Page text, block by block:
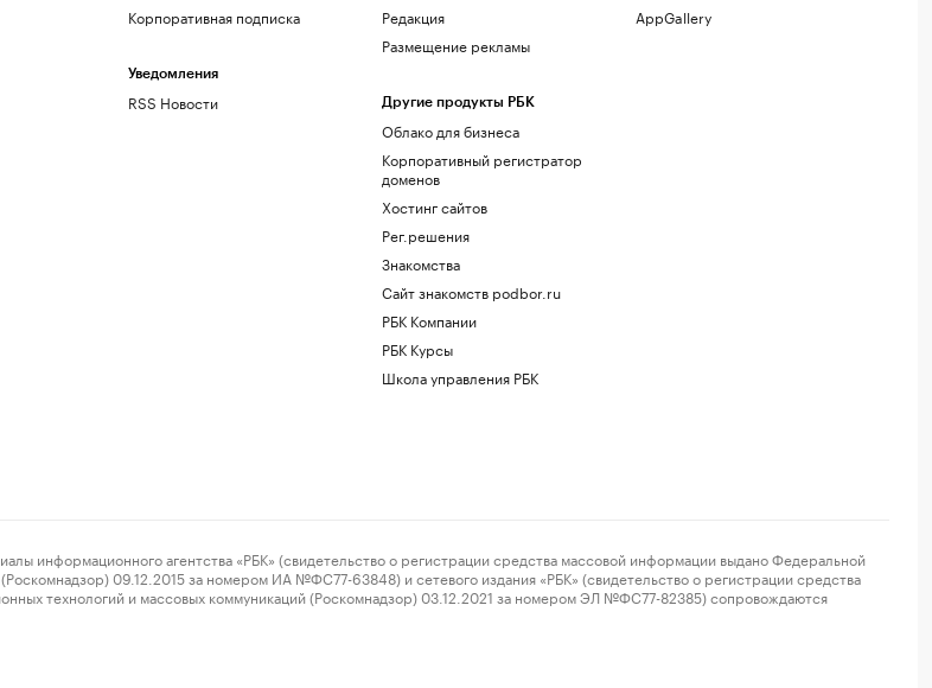
Корпоративная подписка
Уведомления
RSS Новости
Редакция
Размещение рекламы
Другие продукты РБК
Облако для бизнеса
Корпоративный регистратор
доменов
Хостинг сайтов
Рег.решения
Знакомства
Сайт знакомств podbor.ru
РБК Компании
РБК Курсы
Школа управления РБК
AppGallery
агентства «РБК» (свидетельство о регистрации средства массовой информации выдано Федеральной
09.12.2015 за номером ИА №ФС77-63848) и сетевого издания «РБК» (свидетельство о регистрации средства
технологий и массовых коммуникаций (Роскомнадзор) 03.12.2021 за номером ЭЛ №ФС77-82385) сопровождаются